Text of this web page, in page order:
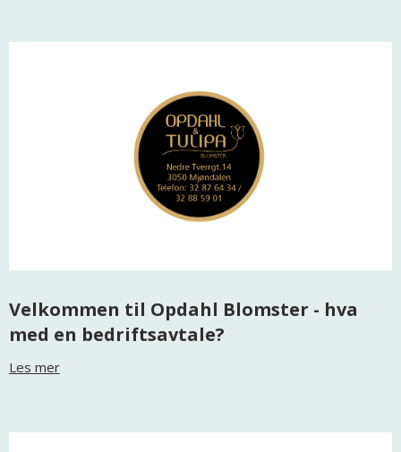
Velkommen til Opdahl Blomster - hva
med en bedriftsavtale?
Les mer